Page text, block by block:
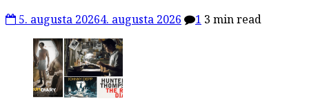
5. augusta 20264. augusta 2026 1 3 min read